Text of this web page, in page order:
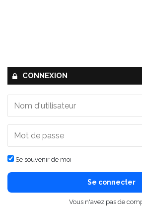
CONNEXION
Se souvenir de moi
Se connecter
Vous n'avez pas de